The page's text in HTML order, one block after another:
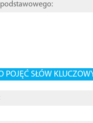
podstawowego:
POJĘĆ SŁÓW